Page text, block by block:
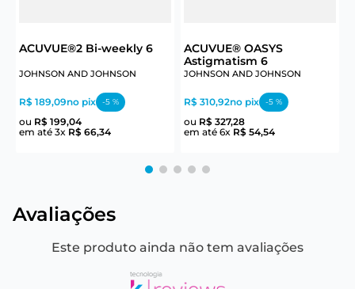
ACUVUE®2 Bi-weekly 6
JOHNSON AND JOHNSON
R$ 189,09no pix -5 %
ou R$ 199,04
em até 3x R$ 66,34
ACUVUE® OASYS
Astigmatism 6
JOHNSON AND JOHNSON
R$ 310,92no pix -5 %
ou R$ 327,28
em até 6x R$ 54,54
Avaliações
Este produto ainda não tem avaliações